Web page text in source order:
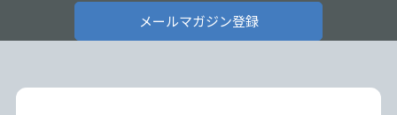
メールマガジン登録